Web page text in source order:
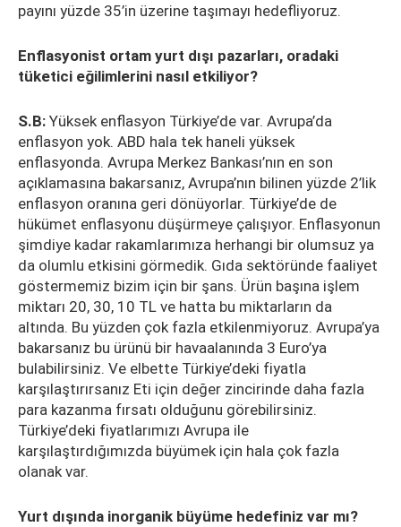
payını yüzde 35’in üzerine taşımayı hedefliyoruz.
Enflasyonist ortam yurt dışı pazarları, oradaki
tüketici eğilimlerini nasıl etkiliyor?
S.B: Yüksek enflasyon Türkiye’de var. Avrupa’da
enflasyon yok. ABD hala tek haneli yüksek
enflasyonda. Avrupa Merkez Bankası’nın en son
açıklamasına bakarsanız, Avrupa’nın bilinen yüzde 2’lik
enflasyon oranına geri dönüyorlar. Türkiye’de de
hükümet enflasyonu düşürmeye çalışıyor. Enflasyonun
şimdiye kadar rakamlarımıza herhangi bir olumsuz ya
da olumlu etkisini görmedik. Gıda sektöründe faaliyet
göstermemiz bizim için bir şans. Ürün başına işlem
miktarı 20, 30, 10 TL ve hatta bu miktarların da
altında. Bu yüzden çok fazla etkilenmiyoruz. Avrupa’ya
bakarsanız bu ürünü bir havaalanında 3 Euro’ya
bulabilirsiniz. Ve elbette Türkiye’deki fiyatla
karşılaştırırsanız Eti için değer zincirinde daha fazla
para kazanma fırsatı olduğunu görebilirsiniz.
Türkiye’deki fiyatlarımızı Avrupa ile
karşılaştırdığımızda büyümek için hala çok fazla
olanak var.
Yurt dışında inorganik büyüme hedefiniz var mı?